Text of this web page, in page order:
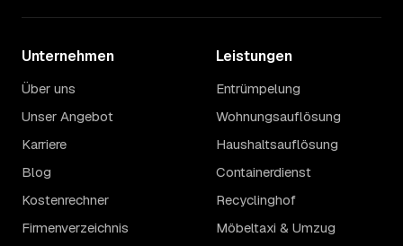
Unternehmen
Über uns
Unser Angebot
Karriere
Blog
Kostenrechner
Firmenverzeichnis
Leistungen
Entrümpelung
Wohnungsauflösung
Haushaltsauflösung
Containerdienst
Recyclinghof
Möbeltaxi & Umzug